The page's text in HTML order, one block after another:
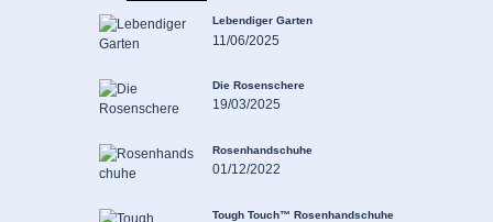
Lebendiger Garten
11/06/2025
Die Rosenschere
19/03/2025
Rosenhandschuhe
01/12/2022
Tough Touch™ Rosenhandschuhe